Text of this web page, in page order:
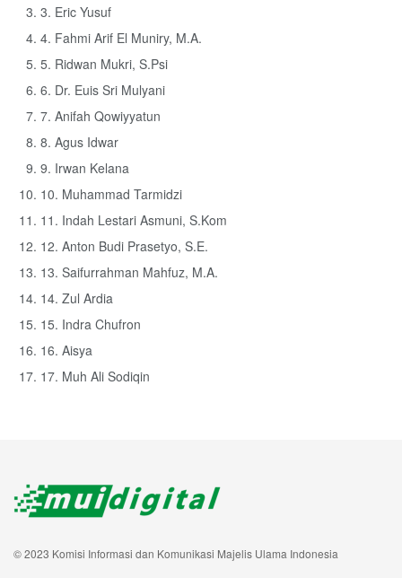
3. Eric Yusuf
4. Fahmi Arif El Muniry, M.A.
5. Ridwan Mukri, S.Psi
6. Dr. Euis Sri Mulyani
7. Anifah Qowiyyatun
8. Agus Idwar
9. Irwan Kelana
10. Muhammad Tarmidzi
11. Indah Lestari Asmuni, S.Kom
12. Anton Budi Prasetyo, S.E.
13. Saifurrahman Mahfuz, M.A.
14. Zul Ardia
15. Indra Chufron
16. Aisya
17. Muh Ali Sodiqin
© 2023 Komisi Informasi dan Komunikasi Majelis Ulama Indonesia